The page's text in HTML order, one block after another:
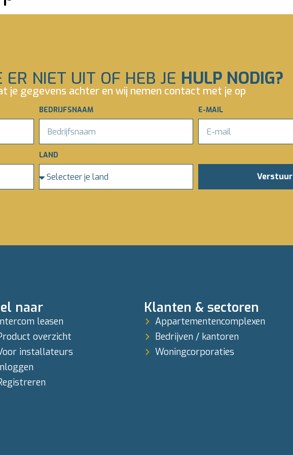
ER NIET UIT OF HEB JE HULP NODIG?
je gegevens achter en wij nemen contact met je op
BEDRIJFSNAAM E-MAIL
LAND
Verstuur
naar
leasen
overzicht
installateurs
Klanten & sectoren
Appartementencomplexen
Bedrijven / kantoren
Woningcorporaties